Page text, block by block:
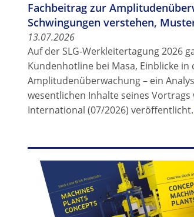
Fachbeitrag zur
Schwingungen verstehen,
13.07.2026
Auf der SLG-Werkleitertagung 2026
Kundenhotline bei Masa, Einblicke
Amplitudenüberwachung – ein
wesentlichen Inhalte seines
International (07/2026) veröffentlicht.